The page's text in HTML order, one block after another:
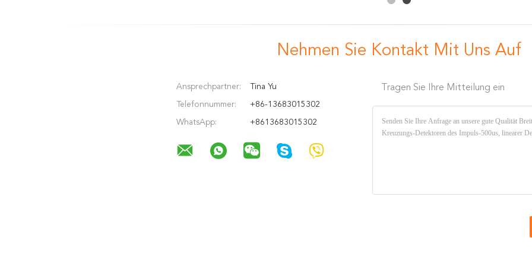
Nehmen Sie Kontakt Mit Uns Auf
Ansprechpartner: Tina Yu
Telefonnummer: +86-13683015302
WhatsApp: +8613683015302
Tragen Sie Ihre Mitteilung ein